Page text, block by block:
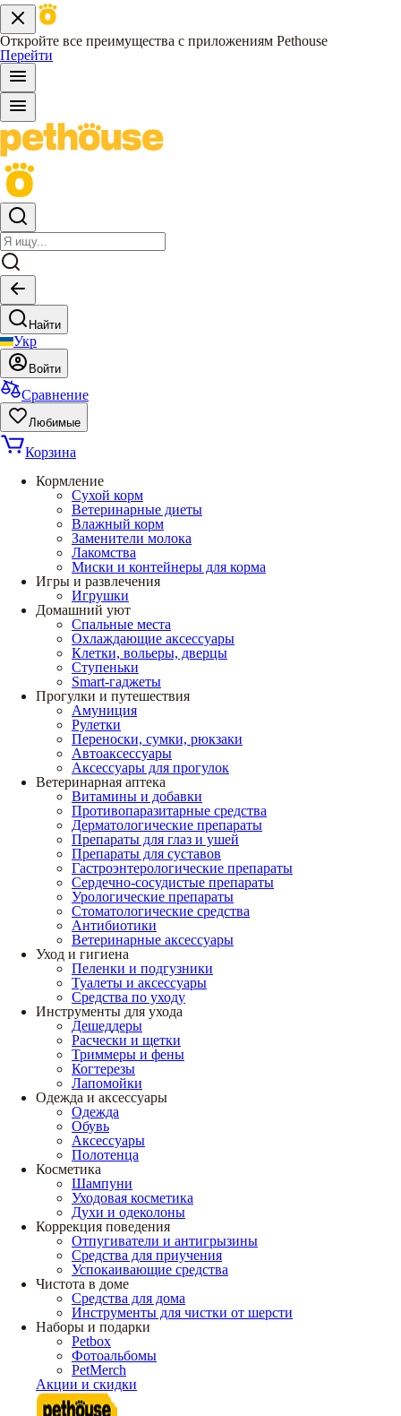
Откройте все преимущества с приложениям Pethouse
Перейти
Найти
Укр
Войти
Сравнение
Любимые
Корзина
Кормление
Сухой корм
Ветеринарные диеты
Влажный корм
Заменители молока
Лакомства
Миски и контейнеры для корма
Игры и развлечения
Игрушки
Домашний уют
Спальные места
Охлаждающие аксессуары
Клетки, вольеры, дверцы
Ступеньки
Smart-гаджеты
Прогулки и путешествия
Амуниция
Рулетки
Переноски, сумки, рюкзаки
Автоаксессуары
Аксессуары для прогулок
Ветеринарная аптека
Витамины и добавки
Противопаразитарные средства
Дерматологические препараты
Препараты для глаз и ушей
Препараты для суставов
Гастроэнтерологические препараты
Сердечно-сосудистые препараты
Урологические препараты
Стоматологические средства
Антибиотики
Ветеринарные аксессуары
Уход и гигиена
Пеленки и подгузники
Туалеты и аксессуары
Средства по уходу
Инструменты для ухода
Дешеддеры
Расчески и щетки
Триммеры и фены
Когтерезы
Лапомойки
Одежда и аксессуары
Одежда
Обувь
Аксессуары
Полотенца
Косметика
Шампуни
Уходовая косметика
Духи и одеколоны
Коррекция поведения
Отпугиватели и антигрызины
Средства для приучения
Успокаивающие средства
Чистота в доме
Средства для дома
Инструменты для чистки от шерсти
Наборы и подарки
Petbox
Фотоальбомы
PetMerch
Акции и скидки